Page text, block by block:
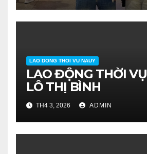
LAO DONG THOI VU NAUY
LAO ĐỘNG THỜI
LÔ THỊ BÌNH
TH4 3, 2026 ADMIN